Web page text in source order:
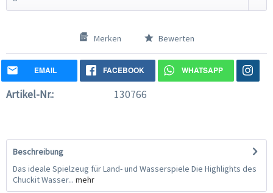
Merken Bewerten
EMAIL FACEBOOK WHATSAPP
Artikel-Nr.: 130766
Beschreibung
Das ideale Spielzeug für Land- und Wasserspiele Die Highlights des
Chuckit Wasser... mehr